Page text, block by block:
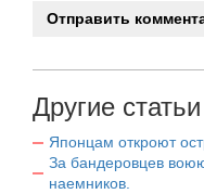
Другие
Японцам откроют
За бандеровцев
наемников.